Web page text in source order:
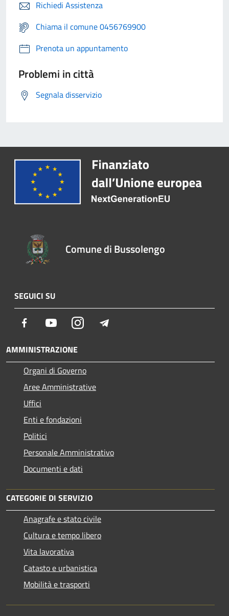
Richiedi Assistenza
Chiama il comune 0456769900
Prenota un appuntamento
Problemi in città
Segnala disservizio
Comune di Bussolengo
SEGUICI SU
Facebook YoutubeInstagram
AMMINISTRAZIONE
Organi di Governo
Aree Amministrative
Uffici
Enti e fondazioni
Politici
Personale Amministrativo
Documenti e dati
CATEGORIE DI SERVIZIO
Anagrafe e stato civile
Cultura e tempo libero
Vita lavorativa
Catasto e urbanistica
Mobilità e trasporti